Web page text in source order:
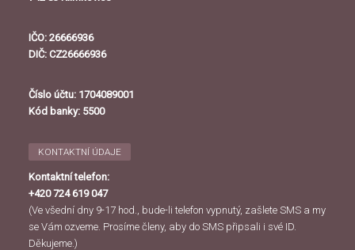
IČO: 26666936
DIČ: CZ26666936
Číslo účtu: 1704089001
Kód banky: 5500
KONTAKTNÍ ÚDAJE
Kontaktní telefon:
+420 724 619 047
(Ve všední dny 9-17 hod., bude-li telefon vypnutý, zašlete SMS a my
se Vám ozveme. Prosíme členy, aby do SMS připsali i své ID.
Děkujeme.)